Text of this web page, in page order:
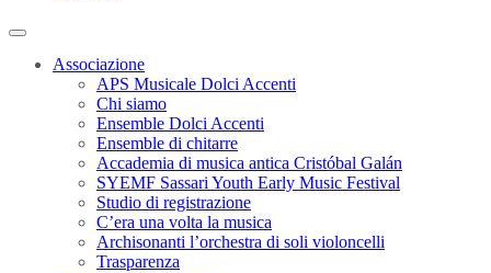
Associazione
APS Musicale Dolci Accenti
Chi siamo
Ensemble Dolci Accenti
Ensemble di chitarre
Accademia di musica antica Cristóbal Galán
SYEMF Sassari Youth Early Music Festival
Studio di registrazione
C’era una volta la musica
Archisonanti l’orchestra di soli violoncelli
Trasparenza